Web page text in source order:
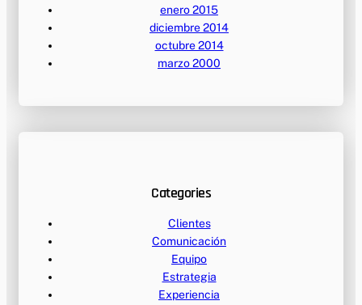
enero 2015
diciembre 2014
octubre 2014
marzo 2000
Categories
Clientes
Comunicación
Equipo
Estrategia
Experiencia